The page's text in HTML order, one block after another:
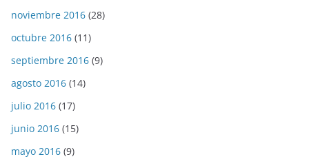
noviembre 2016 (28)
octubre 2016 (11)
septiembre 2016 (9)
agosto 2016 (14)
julio 2016 (17)
junio 2016 (15)
mayo 2016 (9)